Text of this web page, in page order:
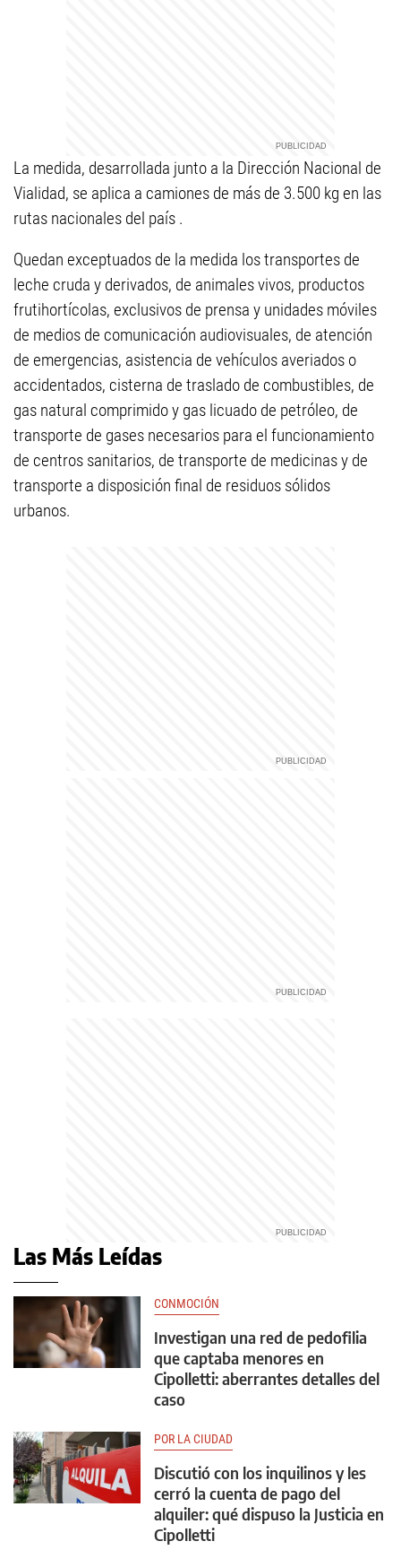
La medida, desarrollada junto a la Dirección Nacional de
Vialidad, se aplica a camiones de más de 3.500 kg en las
rutas nacionales del país .
Quedan exceptuados de la medida los transportes de
leche cruda y derivados, de animales vivos, productos
frutihortícolas, exclusivos de prensa y unidades móviles
de medios de comunicación audiovisuales, de atención
de emergencias, asistencia de vehículos averiados o
accidentados, cisterna de traslado de combustibles, de
gas natural comprimido y gas licuado de petróleo, de
transporte de gases necesarios para el funcionamiento
de centros sanitarios, de transporte de medicinas y de
transporte a disposición final de residuos sólidos
urbanos.
Las Más Leídas
CONMOCIÓN
Investigan una red de pedofilia
que captaba menores en
Cipolletti: aberrantes detalles del
caso
POR LA CIUDAD
Discutió con los inquilinos y les
cerró la cuenta de pago del
alquiler: qué dispuso la Justicia en
Cipolletti